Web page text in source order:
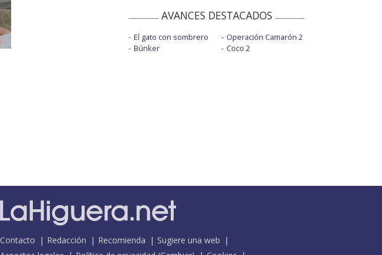
AVANCES DESTACADOS
El gato con sombrero
Búnker
Operación Camarón 2
Coco 2
Contacto Redacción Recomienda
Sugiere una web